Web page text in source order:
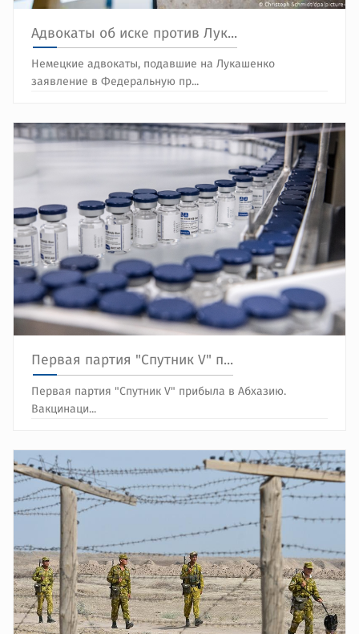
Адвокаты об иске против Лук...
Немецкие адвокаты, подавшие на Лукашенко
заявление в Федеральную пр...
Первая партия "Спутник V" п...
Первая партия "Спутник V" прибыла в Абхазию.
Вакцинаци...